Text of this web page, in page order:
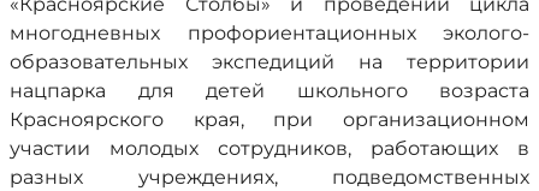
многодневных профориентационных эколого-
образовательных экспедиций на территории
нацпарка для детей школьного возраста
Красноярского края, при организационном
участии молодых сотрудников, работающих в
разных учреждениях, подведомственных